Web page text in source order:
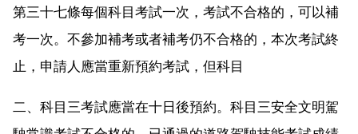
第三十七條每個科目考試一次，考試不合格的，可以補
考一次。不參加補考或者補考仍不合格的，本次考試終
止，申請人應當重新預約考試，但科目
二、科目三考試應當在十日後預約。科目三安全文明駕